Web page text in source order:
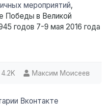
мероприятий,
Победы в Великой
годов 7-9 мая 2016 года
4.2K Максим Моисеев
Вконтакте